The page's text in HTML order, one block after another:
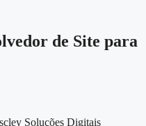
de Site para